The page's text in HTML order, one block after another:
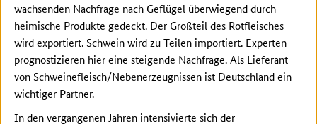
wachsenden Nachfrage nach Geflügel überwiegend durch
heimische Produkte gedeckt. Der Großteil des Rotfleisches
wird exportiert. Schwein wird zu Teilen importiert. Experten
prognostizieren hier eine steigende Nachfrage. Als Lieferant
von Schweinefleisch/Nebenerzeugnissen ist Deutschland ein
wichtiger Partner.
In den vergangenen Jahren intensivierte sich der